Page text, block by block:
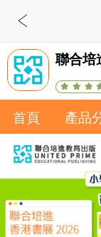
聯合培
首頁 產品